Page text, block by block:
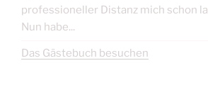
professioneller Distanz mich schon
Nun habe...
Das Gästebuch besuchen